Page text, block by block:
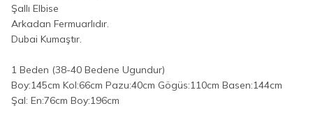
Şallı Elbise
Arkadan Fermuarlıdır.
Dubai Kumaştır.
1 Beden (38-40 Bedene Ugundur)
Boy:145cm Kol:66cm Pazu:40cm Gögüs:110cm Basen:144cm
Şal: En:76cm Boy:196cm